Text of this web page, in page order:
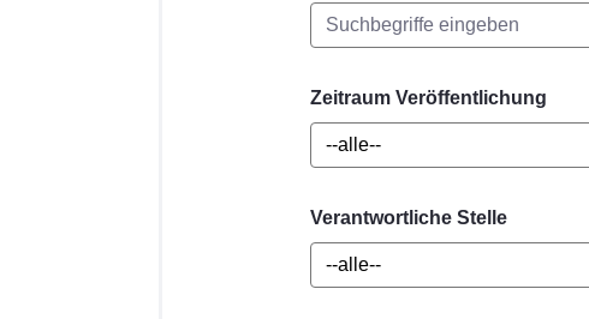
Zeitraum Veröffentlichung
Verantwortliche Stelle